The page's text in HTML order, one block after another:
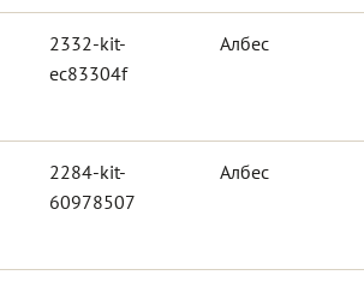
2332-kit-
ec83304f
Албес
2284-kit-
60978507
Албес